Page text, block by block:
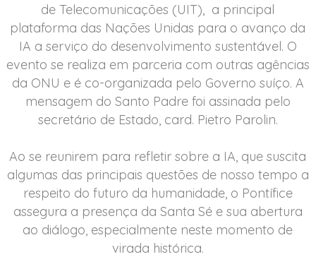
de Telecomunicações (UIT), a principal
plataforma das Nações Unidas para o avanço da
IA ​​a serviço do desenvolvimento sustentável. O
evento se realiza em parceria com outras agências
da ONU e é co-organizada pelo Governo suíço. A
mensagem do Santo Padre foi assinada pelo
secretário de Estado, card. Pietro Parolin.
Ao se reunirem para refletir sobre a IA, que suscita
algumas das principais questões de nosso tempo a
respeito do futuro da humanidade, o Pontífice
assegura a presença da Santa Sé e sua abertura
ao diálogo, especialmente neste momento de
virada histórica.